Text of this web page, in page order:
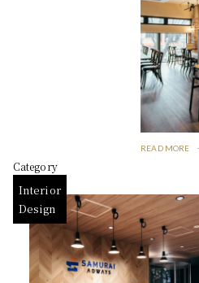
READ MORE
Category
Interior
Design